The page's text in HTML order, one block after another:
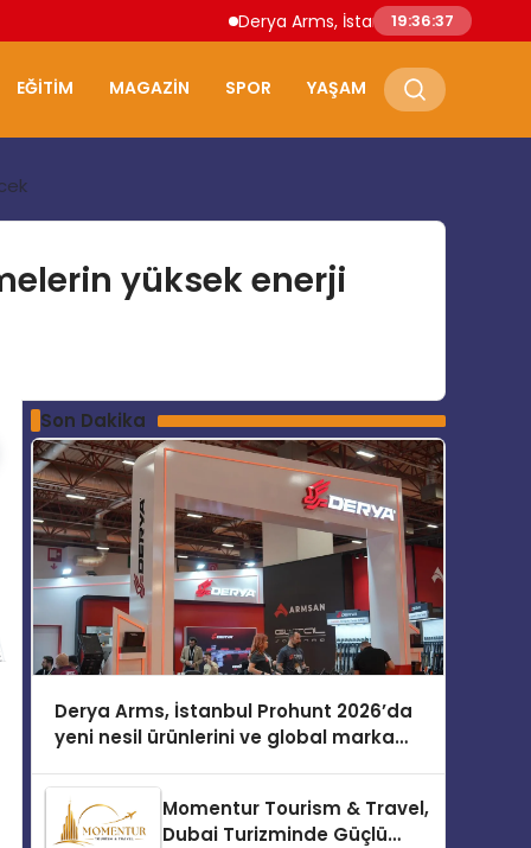
Derya Arms, İstanbul Prohunt 2026’da
19:36:38
EĞITIM MAGAZIN SPOR YAŞAM
yüksek enerji
Son Dakika
Derya Arms, İstanbul Prohunt 2026’da
yeni nesil ürünlerini ve global marka
Momentur Tourism & Travel,
Dubai Turizminde Güçlü